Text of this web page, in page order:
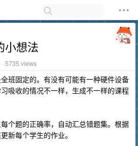
小想法
5735 views
班固定的。有没有可能有一种硬件设备
吸收的情况不一样，生成不一样的课程
个题的正确率，自动汇总错题集。根据
新每个学生的作业。